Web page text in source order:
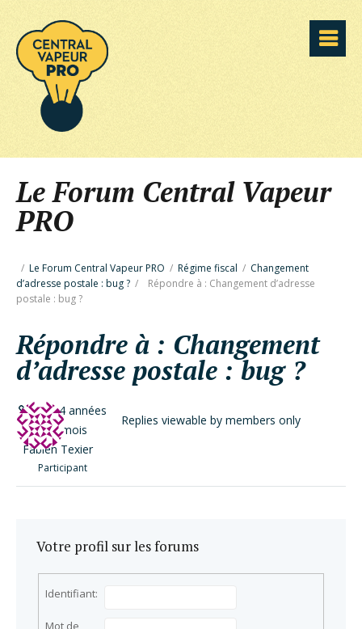
Le Forum Central Vapeur
PRO
/ Le Forum Central Vapeur PRO / Régime fiscal / Changement
d’adresse postale : bug ? /
Répondre à : Changement d’adresse
postale : bug ?
Répondre à : Changement
d’adresse postale : bug ?
il y a 4 années
et 5 mois
Fabien Texier
Participant
Replies viewable by members only
Votre profil sur les forums
Identifiant: